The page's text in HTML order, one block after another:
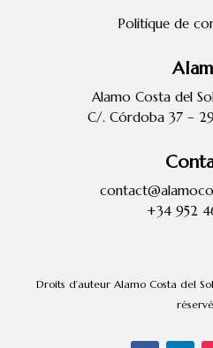
Politique de
Alamo Costa del
C/. Córdoba 37 –
+34 952
Droits d’auteur Alamo Costa del